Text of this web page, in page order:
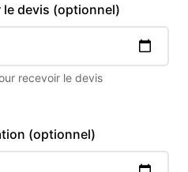
devis (optionnel)
recevoir le devis
(optionnel)